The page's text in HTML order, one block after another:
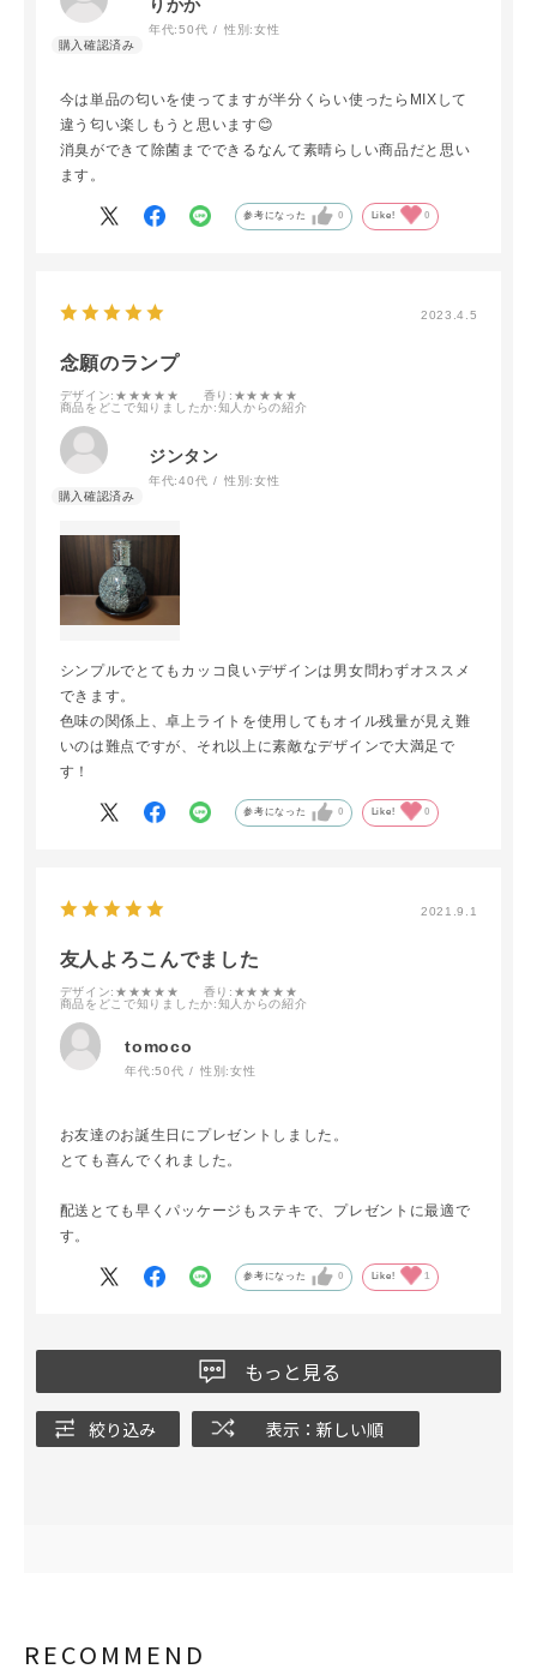
りかか
年代:50代 性別:女性
今は単品の匂いを使ってますが半分くらい使ったらMIXして
違う匂い楽しもうと思います😊
消臭ができて除菌までできるなんて素晴らしい商品だと思い
ます。
参考になった 0 Like! 0
2023.4.5
念願のランプ
デザイン:★★★★★ 香り :★★★★★
商品をどこで知りましたか:知人からの紹介
ジンタン
年代:40代 性別:女性
シンプルでとてもカッコ良いデザインは男女問わずオススメ
できます。
色味の関係上、卓上ライトを使用してもオイル残量が見え難
いのは難点ですが、それ以上に素敵なデザインで大満足で
す！
参考になった 0 Like! 0
2021.9.1
友人よろこんでました
デザイン:★★★★★ 香り :★★★★★
商品をどこで知りましたか:知人からの紹介
tomoco
年代:50代 性別:女性
お友達のお誕生日にプレゼントしました。
とても喜んでくれました。
配送とても早くパッケージもステキで、プレゼントに最適で
す。
参考になった 0 Like! 1
もっと見る
絞り込み 表示：新しい順
RECOMMEND